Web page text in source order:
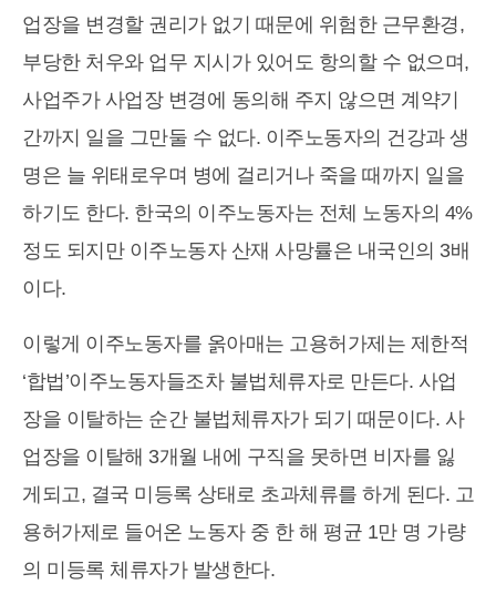
업장을 변경할 권리가 없기 때문에 위험한 근무환경,
부당한 처우와 업무 지시가 있어도 항의할 수 없으며,
사업주가 사업장 변경에 동의해 주지 않으면 계약기
간까지 일을 그만둘 수 없다. 이주노동자의 건강과 생
명은 늘 위태로우며 병에 걸리거나 죽을 때까지 일을
하기도 한다. 한국의 이주노동자는 전체 노동자의 4%
정도 되지만 이주노동자 산재 사망률은 내국인의 3배
이다.
이렇게 이주노동자를 옭아매는 고용허가제는 제한적
‘합법’이주노동자들조차 불법체류자로 만든다. 사업
장을 이탈하는 순간 불법체류자가 되기 때문이다. 사
업장을 이탈해 3개월 내에 구직을 못하면 비자를 잃
게되고, 결국 미등록 상태로 초과체류를 하게 된다. 고
용허가제로 들어온 노동자 중 한 해 평균 1만 명 가량
의 미등록 체류자가 발생한다.